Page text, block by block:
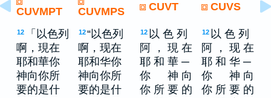
CUVMPT CUVMPS CUVT CUVS
12
「以色列
啊，現在
耶和華你
神向你所
要的是什
12“以色列
啊，现在
耶和华你
神向你所
要的是什
12 以 色 列
阿 ， 現 在
耶 和 華 ─
你 神 向
你 所 要 的
12 以 色 列
阿 ， 现 在
耶 和 华 ─
你 神 向
你 所 要 的